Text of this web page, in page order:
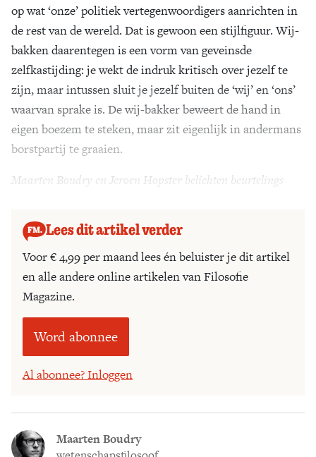
op wat ‘onze’ politiek vertegenwoordigers aanrichten in
de rest van de wereld. Dat is gewoon een stijlfiguur. Wij-
bakken daarentegen is een vorm van geveinsde
zelfkastijding: je wekt de indruk kritisch over jezelf te
zijn, maar intussen sluit je jezelf buiten de ‘wij’ en ‘ons’
waarvan sprake is. De wij-bakker beweert de hand in
eigen boezem te steken, maar zit eigenlijk in andermans
borstpartij te graaien.
Maarten Boudry en Jeroen Hopster belichten beurtelings
Lees dit artikel verder
Voor € 4,99 per maand lees én beluister je dit artikel
en alle andere online artikelen van Filosofie
Magazine.
Word abonnee
Al abonnee? Inloggen
Maarten Boudry